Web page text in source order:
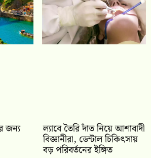
জন্য ল্যাবে তৈরি দাঁত নিয়ে আশাবাদী
বিজ্ঞানীরা, ডেন্টাল চিকিৎসায়
বড় পরিবর্তনের ইঙ্গিত